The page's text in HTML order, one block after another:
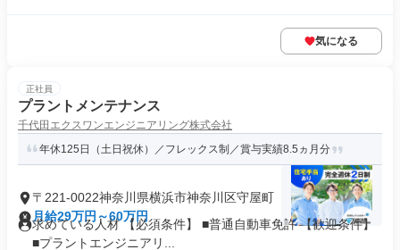
気になる
正社員
プラントメンテナンス
千代田エクスワンエンジニアリング株式会社
年休125日（土日祝休）／フレックス制／賞与実績8.5ヵ月分
〒221-0022神奈川県横浜市神奈川区守屋町
月給29万円～60万円
求めている人材 【必須条件】 ■普通自動車免許 【歓迎条件】
■プラントエンジニアリ...